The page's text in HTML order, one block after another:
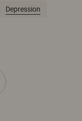
Depression